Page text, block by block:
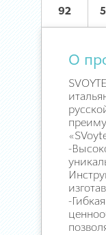
92
О
-
-